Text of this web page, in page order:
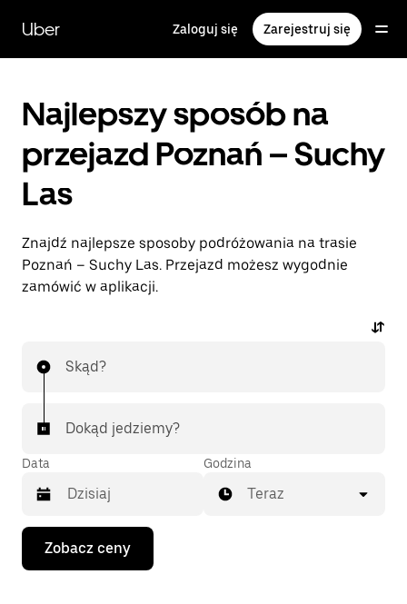
głównej
zawartości
Uber Zaloguj się Zarejestruj się
Najlepszy sposób na
przejazd Poznań – Suchy
Las
Znajdź najlepsze sposoby podróżowania na trasie
Poznań – Suchy Las. Przejazd możesz wygodnie
zamówić w aplikacji.
Skąd?
Dokąd jedziemy?
Data
Naciśnij
klawisz
strzałki
Godzina
Teraz
Zobacz ceny